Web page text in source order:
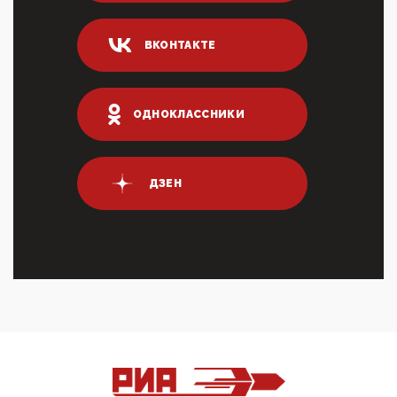
04:47, 10 Апреля 2026
ИНН для переводов по СБП это первый шаг из
логических двухЗаполнение ИНН при любых
переводах по ...
03:35, 10 Апреля 2026
Суммарное вознаграждение менеджменту в 15
крупных банках по итогам 2025 года превысило 63
03:01, 10 Апреля 2026
Террорист и убийца Буданов вальяжно сообщил,
что союзники просили Киев не наносить удары по
входМошенники активно пользуются аккаунтами на
Госуслугах уме...
ВКОНТАКТЕ
ОДНОКЛАССНИКИ
ДЗЕН